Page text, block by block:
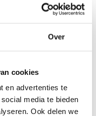
Over
cookies
en advertenties te
media te bieden
Ook delen we
inzetbaar en
warme
tafel. Met een
lepels
of wanneer je